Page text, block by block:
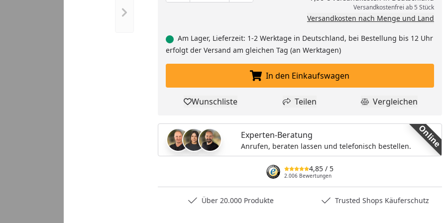
Nächstes Bild anzeigen
Versandkostenfrei ab 5 Stück
Versandkosten nach Menge und Land
Am Lager, Lieferzeit: 1-2 Werktage in Deutschland, bei Bestellung bis 12 Uhr
erfolgt der Versand am gleichen Tag (an Werktagen)
In den Einkaufswagen legen
In den Einkaufswagen
Produkt zur Wunschliste hinzufügen
Wunschliste Teilen
Teilen Produkt
Vergleichen
Online
Experten-Beratung
Anrufen, beraten lassen und telefonisch bestellen.
4,85 / 5
2.006 Bewertungen
Über 20.000 Produkte Trusted Shops Käuferschutz